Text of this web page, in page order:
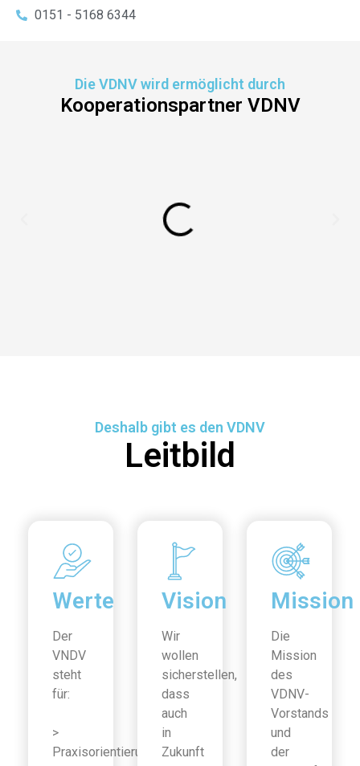
0151 - 5168 6344
Die VDNV wird ermöglicht durch
Kooperationspartner VDNV
Deshalb gibt es den VDNV
Leitbild
Werte
Der
VNDV
steht
für:
>
Praxisorientierung
Vision
Wir
wollen
sicherstellen,
dass
auch
in
Zukunft
Mission
Die
Mission
des
VDNV-
Vorstands
und
der